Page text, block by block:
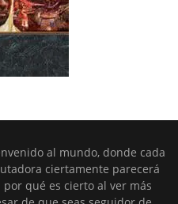
al mundo, donde cada
ciertamente parecerá
qué es cierto al ver más